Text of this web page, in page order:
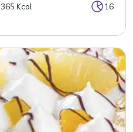
365 Kcal 16